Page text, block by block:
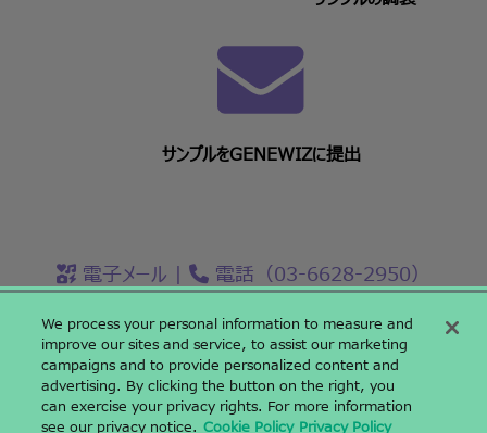
サンプルをGENEWIZに提出
電子メール | 電話（03-6628-2950）
〒142-0043 東京都品川区二葉二丁目9番15号 NFパークビルディング
4階
NF Park Building 4F, 2-9-15, Futaba, Shinagawa-ku, Tokyo,
We process your personal information to measure and
improve our sites and service, to assist our marketing
campaigns and to provide personalized content and
advertising. By clicking the button on the right, you
can exercise your privacy rights. For more information
see our privacy notice. Cookie Policy Privacy Policy